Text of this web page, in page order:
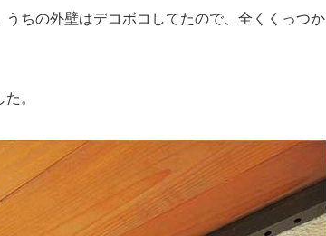
ちの外壁はデコボコしてたので、全くくっつか
。